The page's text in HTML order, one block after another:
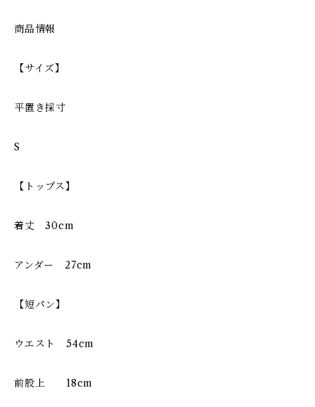
商品情報
【サイズ】
平置き採寸
S
【トップス】
着丈 30cm
アンダー 27cm
【短パン】
ウエスト 54cm
前股上 18cm